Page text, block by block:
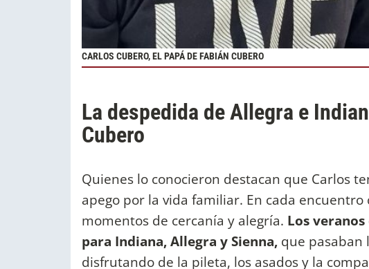
CARLOS CUBERO, EL PAPÁ DE FABIÁN CUBERO
La despedida de Allegra e
Cubero
Quienes lo conocieron destacan que Carlos
apego por la vida familiar. En cada
momentos de cercanía y alegría. Los
para Indiana, Allegra y Sienna, que pasaban
disfrutando de la pileta, los asados y la